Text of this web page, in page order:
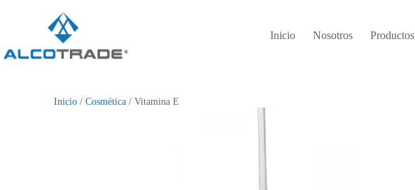
Inicio Nosotros Productos
Inicio /Cosmética / Vitamina E